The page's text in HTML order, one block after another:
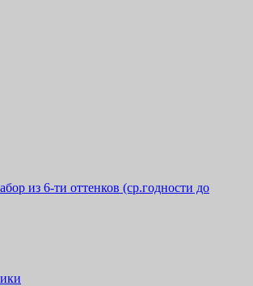
из 6-ти оттенков (ср.годности до